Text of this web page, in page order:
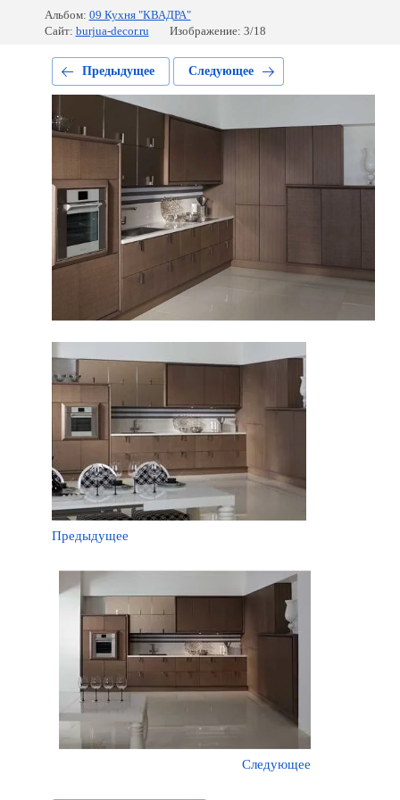
Альбом: 09 Кухня "КВАДРА"
Сайт: burjua-decor.ru Изображение: 3/18
Предыдущее Следующее
Предыдущее
Следующее